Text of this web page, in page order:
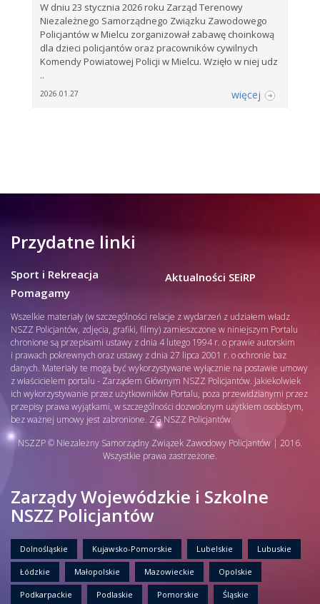
W dniu 23 stycznia 2026 roku Zarząd Terenowy
Niezależnego Samorządnego Związku Zawodowego
Policjantów w Mielcu zorganizował zabawę choinkową
dla dzieci policjantów oraz pracowników cywilnych
Komendy Powiatowej Policji w Mielcu. Wzięło w niej udz
..
2026.01.27 więcej
Przydatne linki
Sport i Rekreacja
Pomagamy
Aktualności SEiRP
Wszelkie materiały (w szczególności relacje z wydarzeń z udziałem władz
NSZZ Policjantów, zdjęcia, grafiki, filmy) zamieszczone w niniejszym Portalu
chronione są przepisami ustawy z dnia 4 lutego 1994 r. o prawie autorskim
i prawach pokrewnych oraz ustawy z dnia 27 lipca 2001 r. o ochronie baz
danych. Materiały te mogą być wykorzystywane wyłącznie na postawie umowy
z właścicielem portalu - Zarządem Głównym NSZZ Policjantów. Jakiekolwiek
ich wykorzystywanie przez użytkowników Portalu, poza przewidzianymi przez
przepisy prawa wyjątkami, w szczególności dozwolonym użytkiem osobistym,
bez ważnej umowy jest zabronione. ZG NSZZ Policjantów
NSZZP © Niezależny Samorządny Związek Zawodowy Policjantów | 2016.
Wszystkie prawa zastrzeżone.
Zarządy Wojewódzkie i Szkolne
NSZZ Policjantów
Dolnośląskie Kujawsko-Pomorskie Lubelskie Lubuskie
Łódzkie Małopolskie Mazowieckie Opolskie
Podkarpackie Podlaskie Pomorskie Śląskie